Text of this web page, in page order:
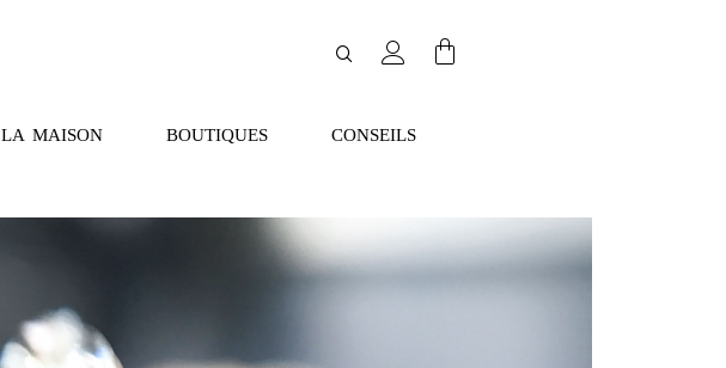
LA MAISON BOUTIQUES CONSEILS